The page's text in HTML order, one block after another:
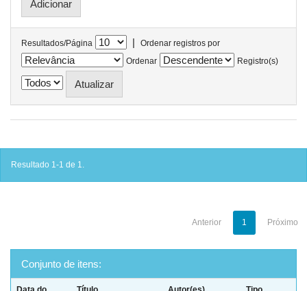
Resultados/Página |
Ordenar registros por
Ordenar
Registro(s)
Resultado 1-1 de 1.
Anterior 1 Próximo
Conjunto de itens: